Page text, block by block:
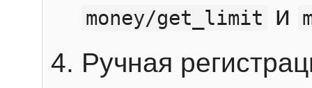
money/get_limit
и
Ручная